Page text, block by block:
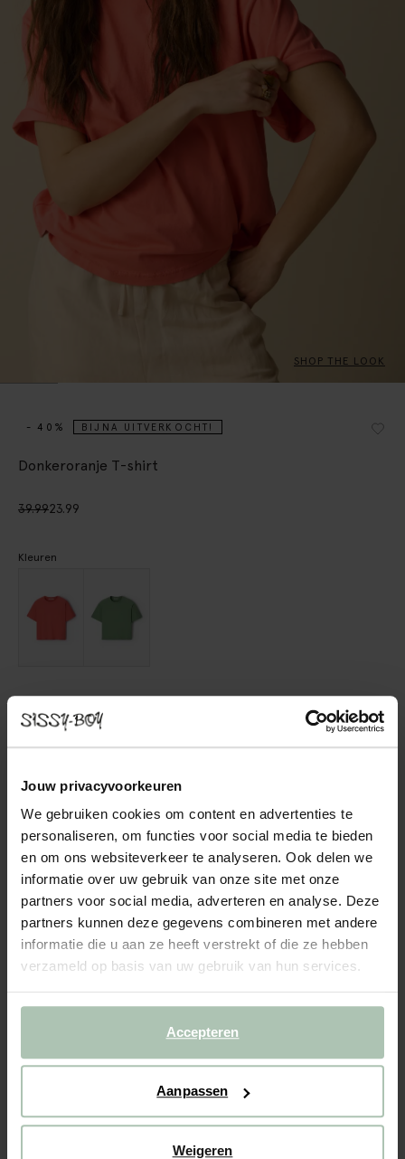
Jouw privacyvoorkeuren
We gebruiken cookies om content en advertenties te
personaliseren, om functies voor social media te bieden
en om ons websiteverkeer te analyseren. Ook delen we
informatie over uw gebruik van onze site met onze
partners voor social media, adverteren en analyse. Deze
partners kunnen deze gegevens combineren met andere
informatie die u aan ze heeft verstrekt of die ze hebben
verzameld op basis van uw gebruik van hun services.
Accepteren
Aanpassen
Weigeren
SHOP THE LOOK
- 40% BIJNA UITVERKOCHT!
Donkeroranje T-shirt
39.9923.99
Kleuren
IN WINKELMAND
Gratis verzending naar winkel
Achteraf betalen
Snelle levering
REVIEWS (1)
Donkeroranje T-shirt van Sissy-Boy. Het T-shirt heeft korte
ALLES OVER DIT PRODUCT